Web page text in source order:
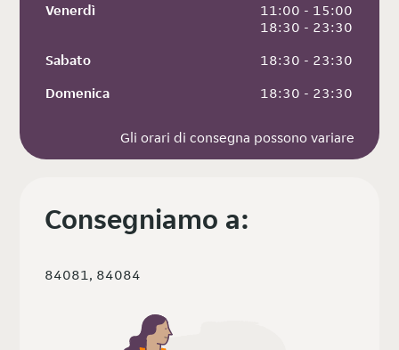
Venerdì
11:00 - 15:00
18:30 - 23:30
Sabato
18:30 - 23:30
Domenica
18:30 - 23:30
Gli orari di consegna possono variare
Consegniamo a:
84081, 84084